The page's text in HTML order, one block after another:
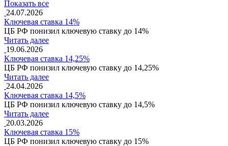
Показать все
24.07.2026
Ключевая ставка 14%
ЦБ РФ понизил ключевую ставку до 14%
Читать далее
19.06.2026
Ключевая ставка 14,25%
ЦБ РФ понизил ключевую ставку до 14,25%
Читать далее
24.04.2026
Ключевая ставка 14,5%
ЦБ РФ понизил ключевую ставку до 14,5%
Читать далее
20.03.2026
Ключевая ставка 15%
ЦБ РФ понизил ключевую ставку до 15%